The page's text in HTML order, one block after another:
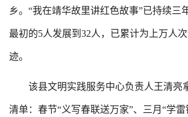
乡。“我在靖华故里讲红色故事”已持续三
最初的5人发展到32人，已累计为上万人
迹。
该县文明实践服务中心负责人王清亮
清单：春节“义写春联送万家”、三月“学